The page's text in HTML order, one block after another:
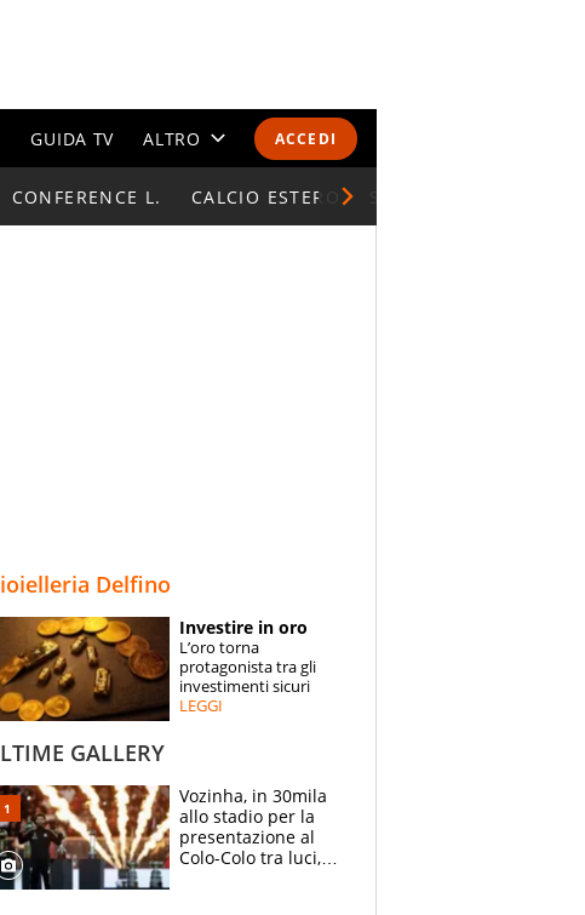
ACCEDI
GUIDA TV ALTRO
CALENDARI E CLASSIFICHE
ESPERTI
CONTATTI
CONFERENCE L. CALCIO ESTERO
Delfino
Investire in oro
L’oro torna
protagonista tra gli
investimenti sicuri
LEGGI
GALLERY
Vozinha, in 30mila
allo stadio per la
presentazione al
Colo-Colo tra luci,